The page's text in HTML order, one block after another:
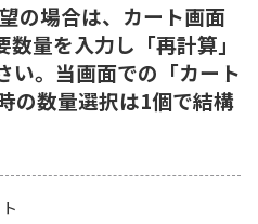
の場合は、カート画面
量を入力し「再計算」
い。当画面での「カート
の数量選択は1個で結構